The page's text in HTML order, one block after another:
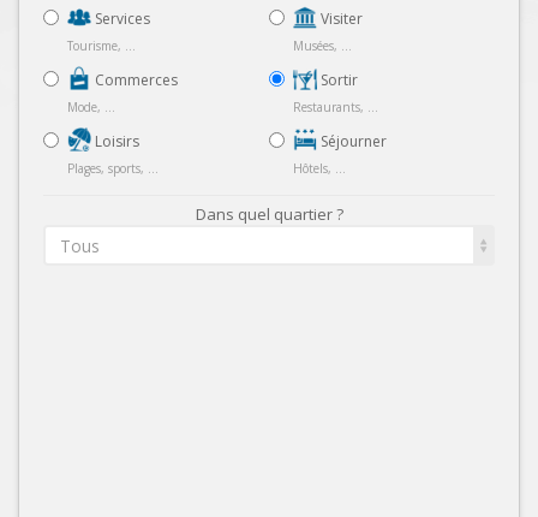
Services
Tourisme, ...
Commerces
Mode, ...
Loisirs
Plages, sports, ...
Visiter
Musées, ...
Sortir
Restaurants, ...
Séjourner
Hôtels, ...
Dans quel quartier ?
Tous